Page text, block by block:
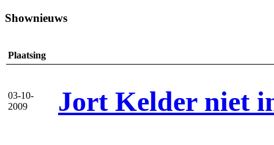
Shownieuws
Plaatsing
03-10-
2009
Jort Kelder niet